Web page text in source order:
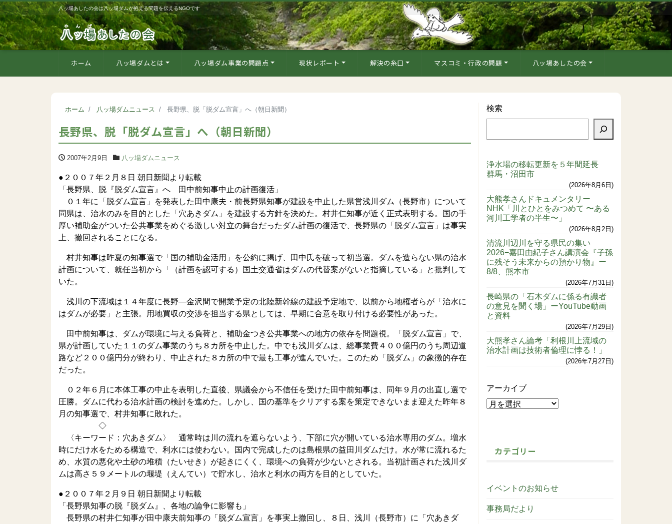
八ッ場あしたの会は八ッ場ダムが抱える問題を伝えるNGOです
ホーム 八ッ場ダムとは 八ッ場ダム事業の問題点 現状レポート 解決の糸口 マスコミ・行政の問題 八ッ場あしたの会
ホーム 八ッ場ダムニュース 長野県、脱「脱ダム宣言」へ（朝日新聞）
長野県、脱「脱ダム宣言」へ（朝日新聞）
2007年2月9日 八ッ場ダムニュース
●２００７年２月８日 朝日新聞より転載
「長野県、脱『脱ダム宣言』へ 田中前知事中止の計画復活」
０１年に「脱ダム宣言」を発表した田中康夫・前長野県知事が建設を中止した県営浅川ダム（長野市）について
同県は、治水のみを目的とした「穴あきダム」を建設する方針を決めた。村井仁知事が近く正式表明する。国の手
厚い補助金がついた公共事業をめぐる激しい対立の舞台だったダム計画の復活で、長野県の「脱ダム宣言」は事実
上、撤回されることになる。
村井知事は昨夏の知事選で「国の補助金活用」を公約に掲げ、田中氏を破って初当選。ダムを造らない県の治水
計画について、就任当初から「（計画を認可する）国土交通省はダムの代替案がないと指摘している」と批判して
いた。
浅川の下流域は１４年度に長野―金沢間で開業予定の北陸新幹線の建設予定地で、以前から地権者らが「治水に
はダムが必要」と主張。用地買収の交渉を担当する県としては、早期に合意を取り付ける必要性があった。
田中前知事は、ダムが環境に与える負荷と、補助金つき公共事業への地方の依存を問題視。「脱ダム宣言」で、
県が計画していた１１のダム事業のうち８カ所を中止した。中でも浅川ダムは、総事業費４００億円のうち周辺道
路など２００億円分が終わり、中止された８カ所の中で最も工事が進んでいた。このため「脱ダム」の象徴的存在
だった。
０２年６月に本体工事の中止を表明した直後、県議会から不信任を受けた田中前知事は、同年９月の出直し選で
圧勝。ダムに代わる治水計画の検討を進めた。しかし、国の基準をクリアする案を策定できないまま迎えた昨年８
月の知事選で、村井知事に敗れた。
◇
〈キーワード：穴あきダム〉 通常時は川の流れを遮らないよう、下部に穴が開いている治水専用のダム。増水
時にだけ水をためる構造で、利水には使わない。国内で完成したのは島根県の益田川ダムだけ。水が常に流れるた
め、水質の悪化や土砂の堆積（たいせき）が起きにくく、環境への負荷が少ないとされる。当初計画された浅川ダ
ムは高さ５９メートルの堰堤（えんてい）で貯水し、治水と利水の両方を目的としていた。
●２００７年２月９日 朝日新聞より転載
「長野県知事の脱『脱ダム』、各地の論争に影響も」
長野県の村井仁知事が田中康夫前知事の「脱ダム宣言」を事実上撤回し、８日、浅川（長野市）に「穴あきダ
検索
浄水場の移転更新を５年間延長
群馬・沼田市
2026年8月6日
大熊孝さんドキュメンタリー
NHK「川とひとをみつめて 〜ある
河川工学者の半生〜」
2026年8月2日
清流川辺川を守る県民の集い
2026−嘉田由紀子さん講演会『子孫
に残そう未来からの預かり物』ー
8/8、熊本市
2026年7月31日
長崎県の「石木ダムに係る有識者
の意見を聞く場」ーYouTube動画
と資料
2026年7月29日
大熊孝さん論考「利根川上流域の
治水計画は技術者倫理に悖る！」
2026年7月27日
アーカイブ
カテゴリー
イベントのお知らせ
事務局だより